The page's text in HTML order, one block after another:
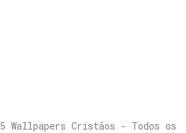
Wallpapers Cristãos - Todos os